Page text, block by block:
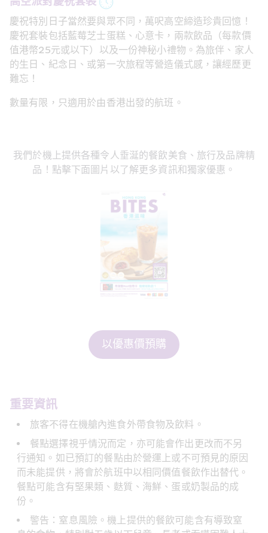
慶祝特別日子當然要與眾不同，萬呎高空締造珍貴回憶！
慶祝套裝包括藍莓芝士蛋糕、心意卡，兩款飲品（每款價
值港幣25元或以下）以及一份神秘小禮物。為旅伴、家人
的生日、紀念日、或第一次旅程等營造儀式感，讓經歷更
難忘！
數量有限，只適用於由香港出發的航班。
我們於機上提供各種令人垂涎的餐飲美食、旅行及品牌精
品！點擊下面圖片以了解更多資訊和獨家優惠。
以優惠價預購
重要資訊
旅客不得在機艙內進食外帶食物及飲料。
餐點選擇視乎情況而定，亦可能會作出更改而不另
行通知。如已預訂的餐點由於營運上或不可預見的原因
而未能提供，將會於航班中以相同價值餐飲作出替代。
餐點可能含有堅果類、麩質、海鮮、蛋或奶製品的成
份。
警告：窒息風險。機上提供的餐飲可能含有導致窒